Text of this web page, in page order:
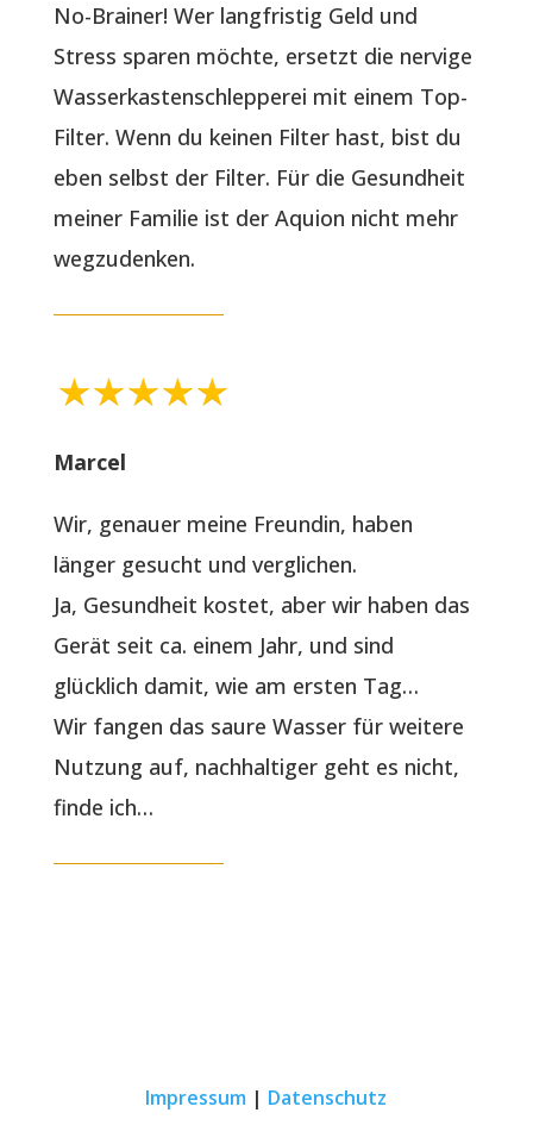
No-Brainer! Wer langfristig Geld und
Stress sparen möchte, ersetzt die nervige
Wasserkastenschlepperei mit einem Top-
Filter. Wenn du keinen Filter hast, bist du
eben selbst der Filter. Für die Gesundheit
meiner Familie ist der Aquion nicht mehr
wegzudenken.
Marcel
Wir, genauer meine Freundin, haben
länger gesucht und verglichen.
Ja, Gesundheit kostet, aber wir haben das
Gerät seit ca. einem Jahr, und sind
glücklich damit, wie am ersten Tag…
Wir fangen das saure Wasser für weitere
Nutzung auf, nachhaltiger geht es nicht,
finde ich…
Impressum | Datenschutz